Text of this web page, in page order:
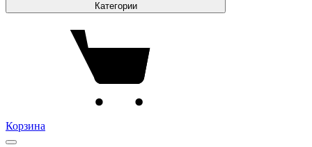
Категории
Корзина